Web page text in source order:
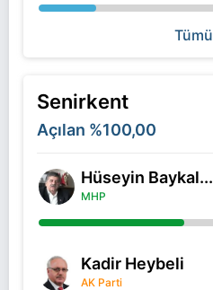
Tümü
Senirkent
Açılan %100,00
Hüseyin Baykal...
MHP
Kadir Heybeli
AK Parti